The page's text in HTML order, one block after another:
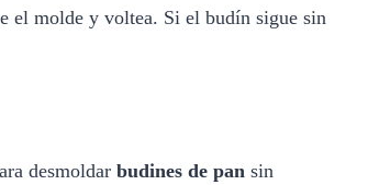
el molde y voltea. Si el budín sigue sin
desmoldar budines de pan sin